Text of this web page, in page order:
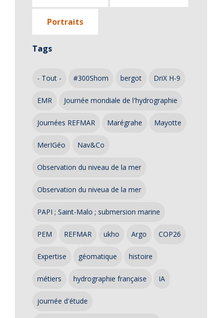
Portraits
Tags
- Tout - #300Shom bergot DriX H-9
EMR Journée mondiale de l'hydrographie
Journées REFMAR Marégrahe Mayotte
MerIGéo Nav&Co
Observation du niveau de la mer
Observation du niveua de la mer
PAPI ; Saint-Malo ; submersion marine
PEM REFMAR ukho Argo COP26
Expertise géomatique histoire
métiers hydrographie française IA
journée d'étude